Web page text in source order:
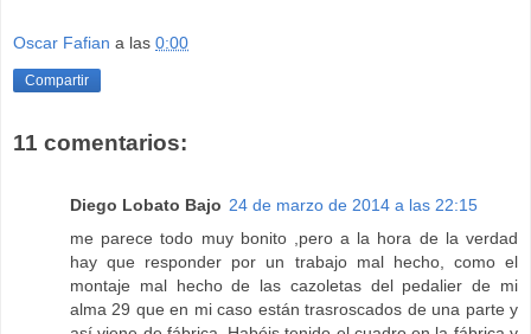
Oscar Fafian a las 0:00
Compartir
11 comentarios:
Diego Lobato Bajo 24 de marzo de 2014 a las 22:15
me parece todo muy bonito ,pero a la hora de la verdad
hay que responder por un trabajo mal hecho, como el
montaje mal hecho de las cazoletas del pedalier de mi
alma 29 que en mi caso están trasroscados de una parte y